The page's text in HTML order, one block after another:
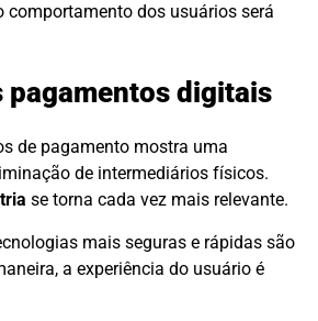
comportamento dos usuários será
pagamentos digitais
de pagamento mostra uma
de intermediários físicos.
se torna cada vez mais relevante.
mais seguras e rápidas são
a experiência do usuário é